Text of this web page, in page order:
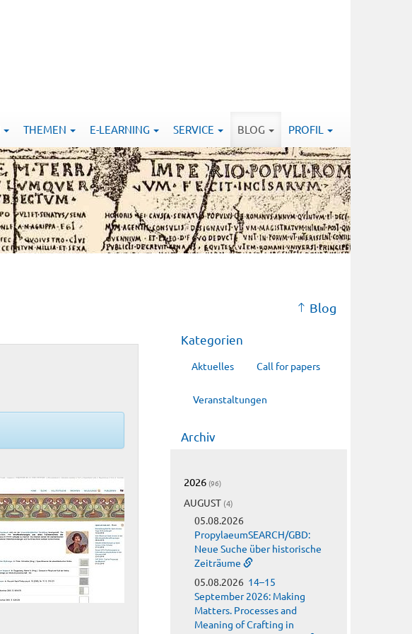
THEMEN E-LEARNING SERVICE BLOG PROFIL
Blog
Kategorien
Aktuelles Call for papers
Veranstaltungen
Archiv
2026 (96)
AUGUST (4)
05.08.2026
PropylaeumSEARCH/GBD:
Neue Suche über historische
Zeiträume
05.08.2026 14–15
September 2026: Making
Matters. Processes and
Meaning of Crafting in